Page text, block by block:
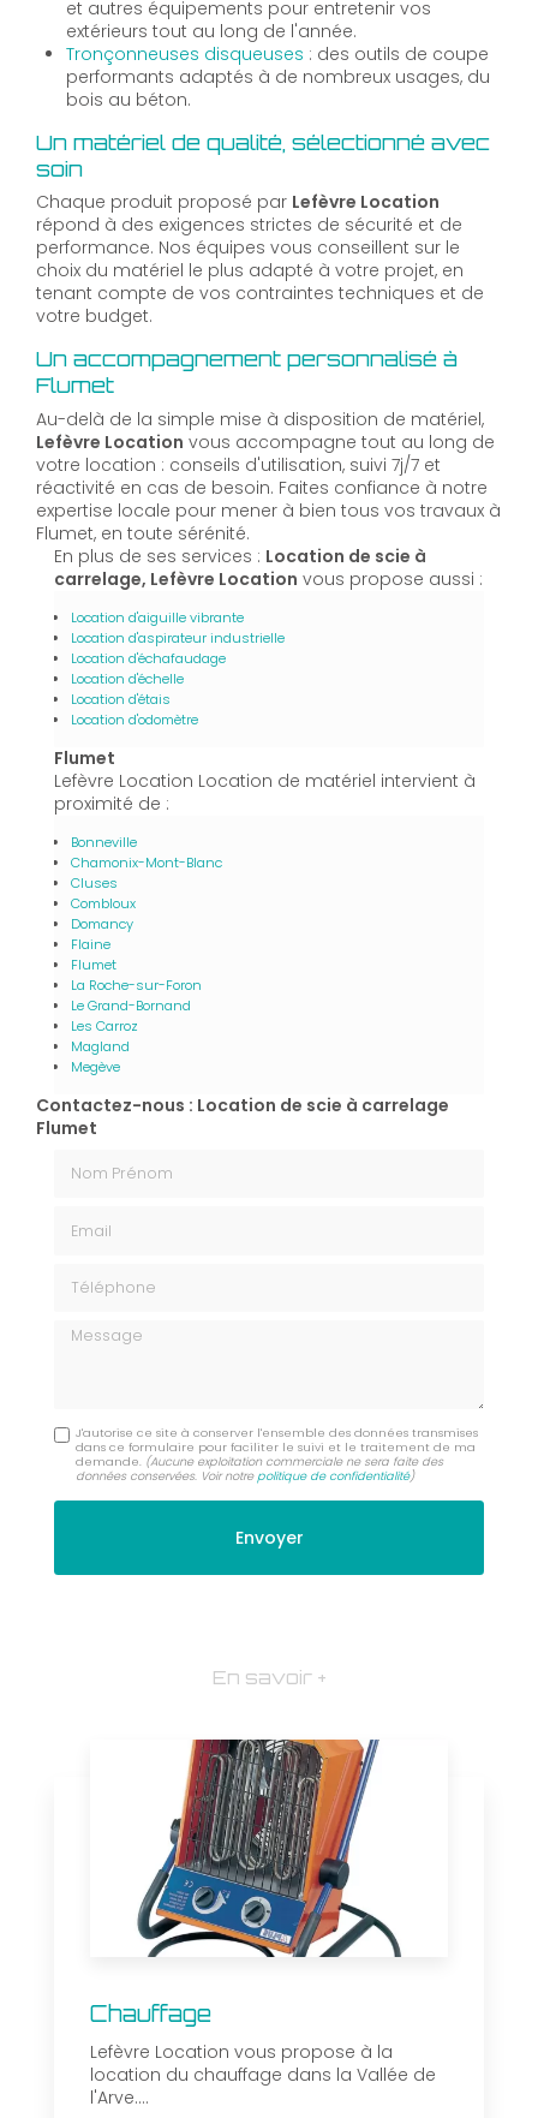
et autres équipements pour entretenir vos
extérieurs tout au long de l'année.
Tronçonneuses disqueuses : des outils de coupe
performants adaptés à de nombreux usages, du
bois au béton.
Un matériel de qualité, sélectionné avec
soin
Chaque produit proposé par Lefèvre Location
répond à des exigences strictes de sécurité et de
performance. Nos équipes vous conseillent sur le
choix du matériel le plus adapté à votre projet, en
tenant compte de vos contraintes techniques et de
votre budget.
Un accompagnement personnalisé à
Flumet
Au-delà de la simple mise à disposition de matériel,
Lefèvre Location vous accompagne tout au long de
votre location : conseils d'utilisation, suivi 7j/7 et
réactivité en cas de besoin. Faites confiance à notre
expertise locale pour mener à bien tous vos travaux à
Flumet, en toute sérénité.
En plus de ses services : Location de scie à
carrelage, Lefèvre Location vous propose aussi :
Location d'aiguille vibrante
Location d'aspirateur industrielle
Location d'échafaudage
Location d'échelle
Location d'étais
Location d'odomètre
Flumet
Lefèvre Location Location de matériel intervient à
proximité de :
Bonneville
Chamonix-Mont-Blanc
Cluses
Combloux
Domancy
Flaine
Flumet
La Roche-sur-Foron
Le Grand-Bornand
Les Carroz
Magland
Megève
Contactez-nous : Location de scie à carrelage
Flumet
Message
J'autorise ce site à conserver l'ensemble des données transmises
dans ce formulaire pour faciliter le suivi et le traitement de ma
demande. (Aucune exploitation commerciale ne sera faite des
données conservées. Voir notrepolitique de confidentialité)
En savoir +
Chauffage
Lefèvre Location vous propose à la
location du chauffage dans la Vallée de
l'Arve....